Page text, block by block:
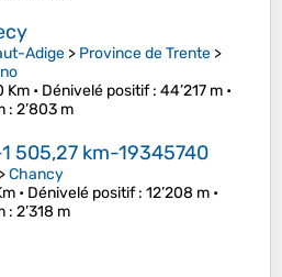
Adige > Province de Trente >
Km • Dénivelé positif: 44’217 m •
: 2’803 m
505,27 km-19345740
>Chancy
• Dénivelé positif: 12’208 m •
: 2’318 m